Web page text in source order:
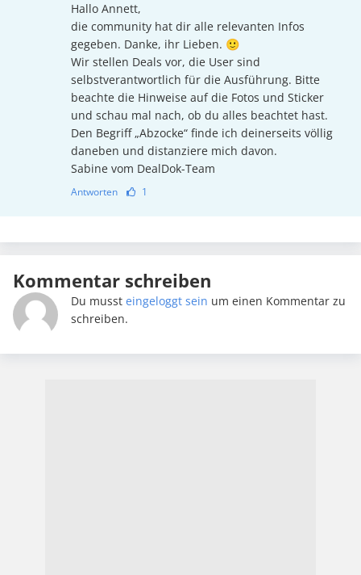
Hallo Annett,
die community hat dir alle relevanten Infos
gegeben. Danke, ihr Lieben. 🙂
Wir stellen Deals vor, die User sind
selbstverantwortlich für die Ausführung. Bitte
beachte die Hinweise auf die Fotos und Sticker
und schau mal nach, ob du alles beachtet hast.
Den Begriff „Abzocke“ finde ich deinerseits völlig
daneben und distanziere mich davon.
Sabine vom DealDok-Team
Antworten 1
Kommentar schreiben
Du musst eingeloggt sein um einen Kommentar zu
schreiben.